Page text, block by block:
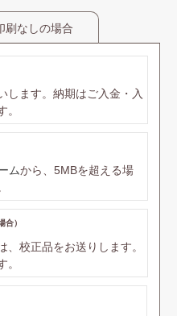
刷なしの場合
します。納期はご入金・入
ムから、5MBを超える場
合）
校正品をお送りします。